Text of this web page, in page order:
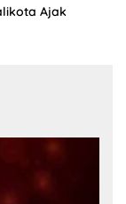
Ajak